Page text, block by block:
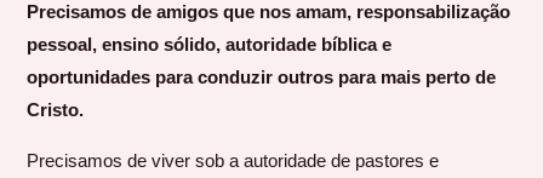
Precisamos de amigos que nos amam, responsabilização
pessoal, ensino sólido, autoridade bíblica e
oportunidades para conduzir outros para mais perto de
Cristo.
Precisamos de viver sob a autoridade de pastores e